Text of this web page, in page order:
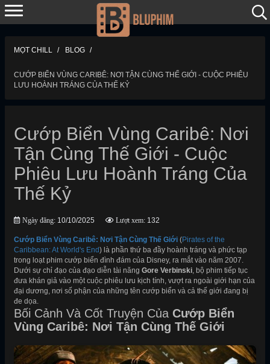
MỌT CHILL BLOG
CƯỚP BIỂN VÙNG CARIBÊ: NƠI TẬN CÙNG THẾ GIỚI - CUỘC PHIÊU
LƯU HOÀNH TRÁNG CỦA THẾ KỶ
Cướp Biển Vùng Caribê: Nơi
Tận Cùng Thế Giới - Cuộc
Phiêu Lưu Hoành Tráng Của
Thế Kỷ
Ngày đăng: 10/10/2025 Lượt xem: 132
Cướp Biển Vùng Caribê: Nơi Tận Cùng Thế Giới (Pirates of the
Caribbean: At World's End) là phần thứ ba đầy hoành tráng và phức tạp
trong loạt phim cướp biển đình đám của Disney, ra mắt vào năm 2007.
Dưới sự chỉ đạo của đạo diễn tài năng Gore Verbinski, bộ phim tiếp tục
đưa khán giả vào một cuộc phiêu lưu kịch tính, vượt ra ngoài giới hạn của
đại dương, nơi số phận của những tên cướp biển và cả thế giới đang bị
đe dọa.
Bối Cảnh Và Cốt Truyện Của Cướp Biển
Vùng Caribê: Nơi Tận Cùng Thế Giới